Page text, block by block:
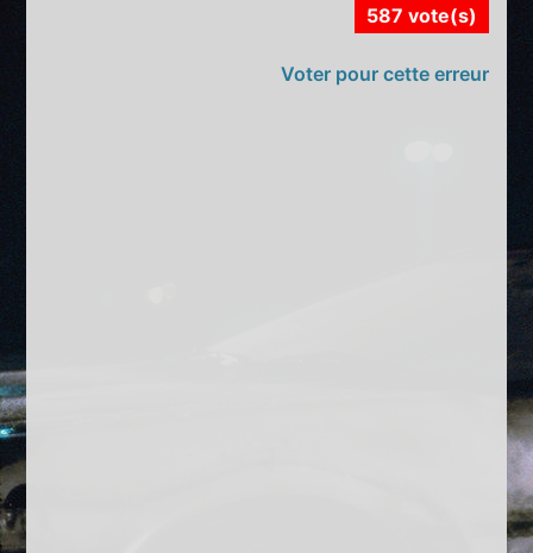
587 vote(s)
Voter pour cette erreur